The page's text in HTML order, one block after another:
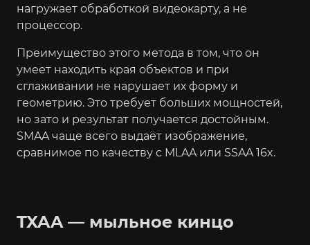
нагружает обработкой видеокарту, а не
процессор.
Преимущество этого метода в том, что он
умеет находить края объектов и при
сглаживании не нарушает их форму и
геометрию. Это требует больших мощностей,
но зато и результат получается достойным.
SMAA чаще всего выдаёт изображение,
сравнимое по качеству с MLAA или SSAA 16x.
TXAA — мыльное кинцо